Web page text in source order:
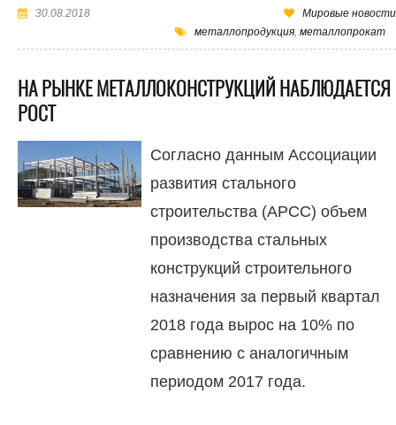
30.08.2018
Мировые новости
металлопродукция, металлопрокат
НА РЫНКЕ МЕТАЛЛОКОНСТРУКЦИЙ НАБЛЮДАЕТСЯ
РОСТ
Согласно данным Ассоциации
развития стального
строительства (АРСС) объем
производства стальных
конструкций строительного
назначения за первый квартал
2018 года вырос на 10% по
сравнению с аналогичным
периодом 2017 года.